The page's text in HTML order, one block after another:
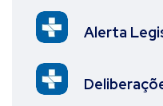
Alerta